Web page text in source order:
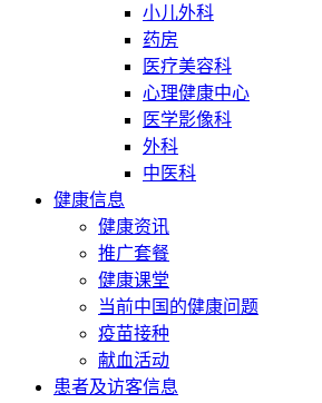
小儿外科
药房
医疗美容科
心理健康中心
医学影像科
外科
中医科
健康信息
健康资讯
推广套餐
健康课堂
当前中国的健康问题
疫苗接种
献血活动
患者及访客信息